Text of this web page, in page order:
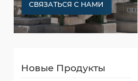
СВЯЗАТЬСЯ С НАМИ
Новые Продукты